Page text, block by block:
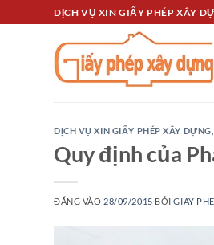
qua
DỊCH VỤ XIN GIẤY PHÉP XÂY
DỊCH VỤ XIN GIẤY PHÉP XÂY DỰNG
Quy định của
ĐĂNG VÀO 28/09/2015 BỞIGIAY